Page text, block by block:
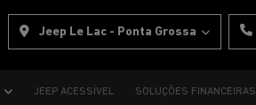
Jeep Le Lac - Ponta Grossa
JEEP ACESSÍVEL SOLUÇÕES FINANCEIRAS